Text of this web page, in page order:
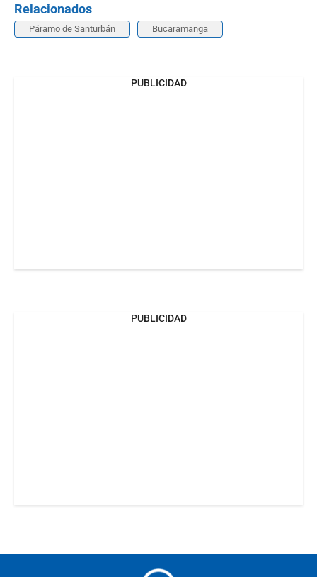
Relacionados
Páramo de Santurbán Bucaramanga
PUBLICIDAD
PUBLICIDAD